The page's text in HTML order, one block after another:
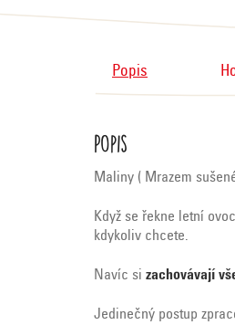
Popis
Popis
Maliny ( Mrazem
Když se řekne letní
kdykoliv chcete.
Navíc si zachovávají
Jedinečný postup